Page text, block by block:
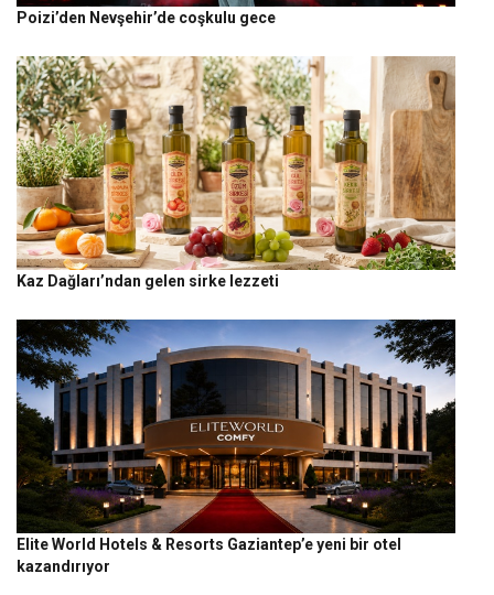
Poizi’den Nevşehir’de coşkulu gece
Kaz Dağları’ndan gelen sirke lezzeti
Elite World Hotels & Resorts Gaziantep’e yeni bir otel
kazandırıyor